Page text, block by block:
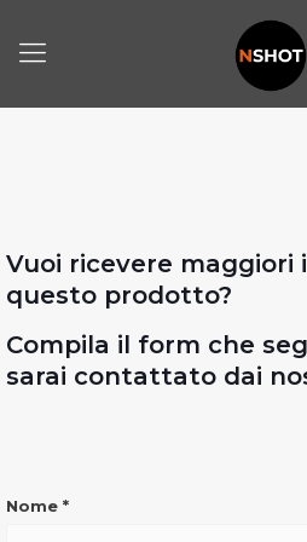
Vuoi ricevere maggiori
questo prodotto?
Compila il form che
sarai contattato dai
INFO
Nome *